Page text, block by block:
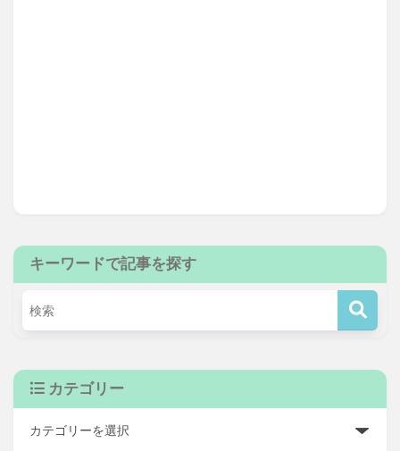
キーワードで記事を探す
カテゴリー